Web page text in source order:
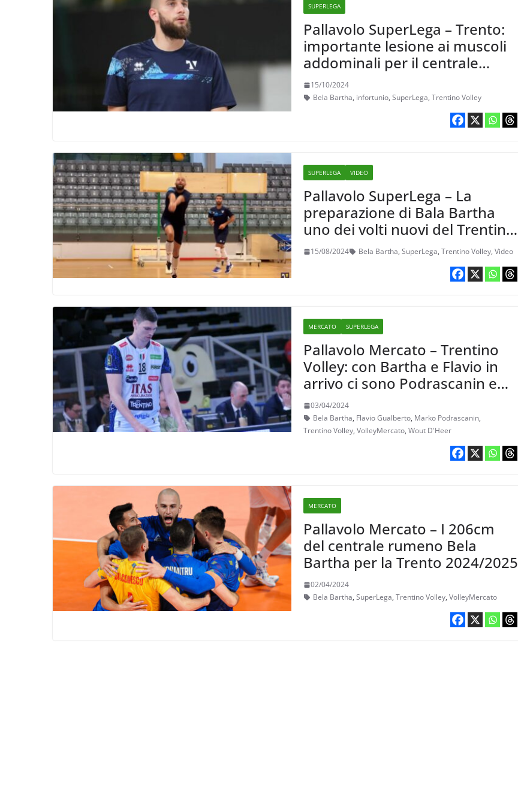
SUPERLEGA
Pallavolo SuperLega – Trento:
importante lesione ai muscoli
addominali per il centrale
Bartha
15/10/2024
Bela Bartha, infortunio,SuperLega,Trentino Volley
SUPERLEGA VIDEO
Pallavolo SuperLega – La
preparazione di Bala Bartha
uno dei volti nuovi del Trentino
Itas
15/08/2024 Bela Bartha,SuperLega,Trentino Volley,Video
MERCATO SUPERLEGA
Pallavolo Mercato – Trentino
Volley: con Bartha e Flavio in
arrivo ci sono Podrascanin e
D’Heer in partenza
03/04/2024
Bela Bartha, Flavio Gualberto, Marko Podrascanin,
Trentino Volley,VolleyMercato,Wout D'Heer
MERCATO
Pallavolo Mercato – I 206cm
del centrale rumeno Bela
Bartha per la Trento 2024/2025
02/04/2024
Bela Bartha,SuperLega,Trentino Volley,VolleyMercato